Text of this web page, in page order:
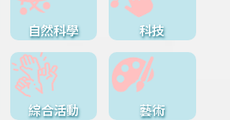
自然科學 科技
綜合活動 藝術